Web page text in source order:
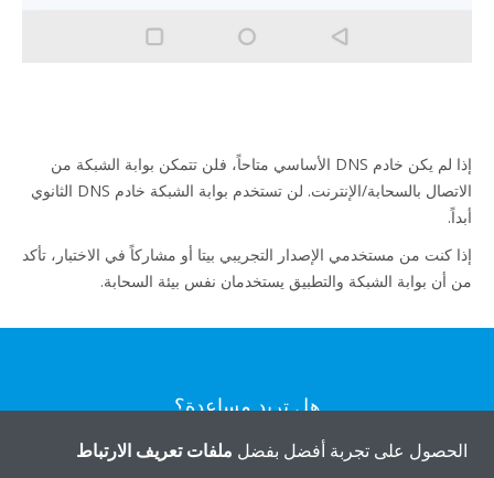
إذا لم يكن خادم DNS الأساسي متاحاً، فلن تتمكن بوابة الشبكة من
الاتصال بالسحابة/الإنترنت. لن تستخدم بوابة الشبكة خادم DNS الثانوي
أبداً.
إذا كنت من مستخدمي الإصدار التجريبي بيتا أو مشاركاً في الاختبار، تأكد
من أن بوابة الشبكة والتطبيق يستخدمان نفس بيئة السحابة.
هل تريد مساعدة؟
الحصول على تجربة أفضل بفضل ملفات تعريف الارتباط